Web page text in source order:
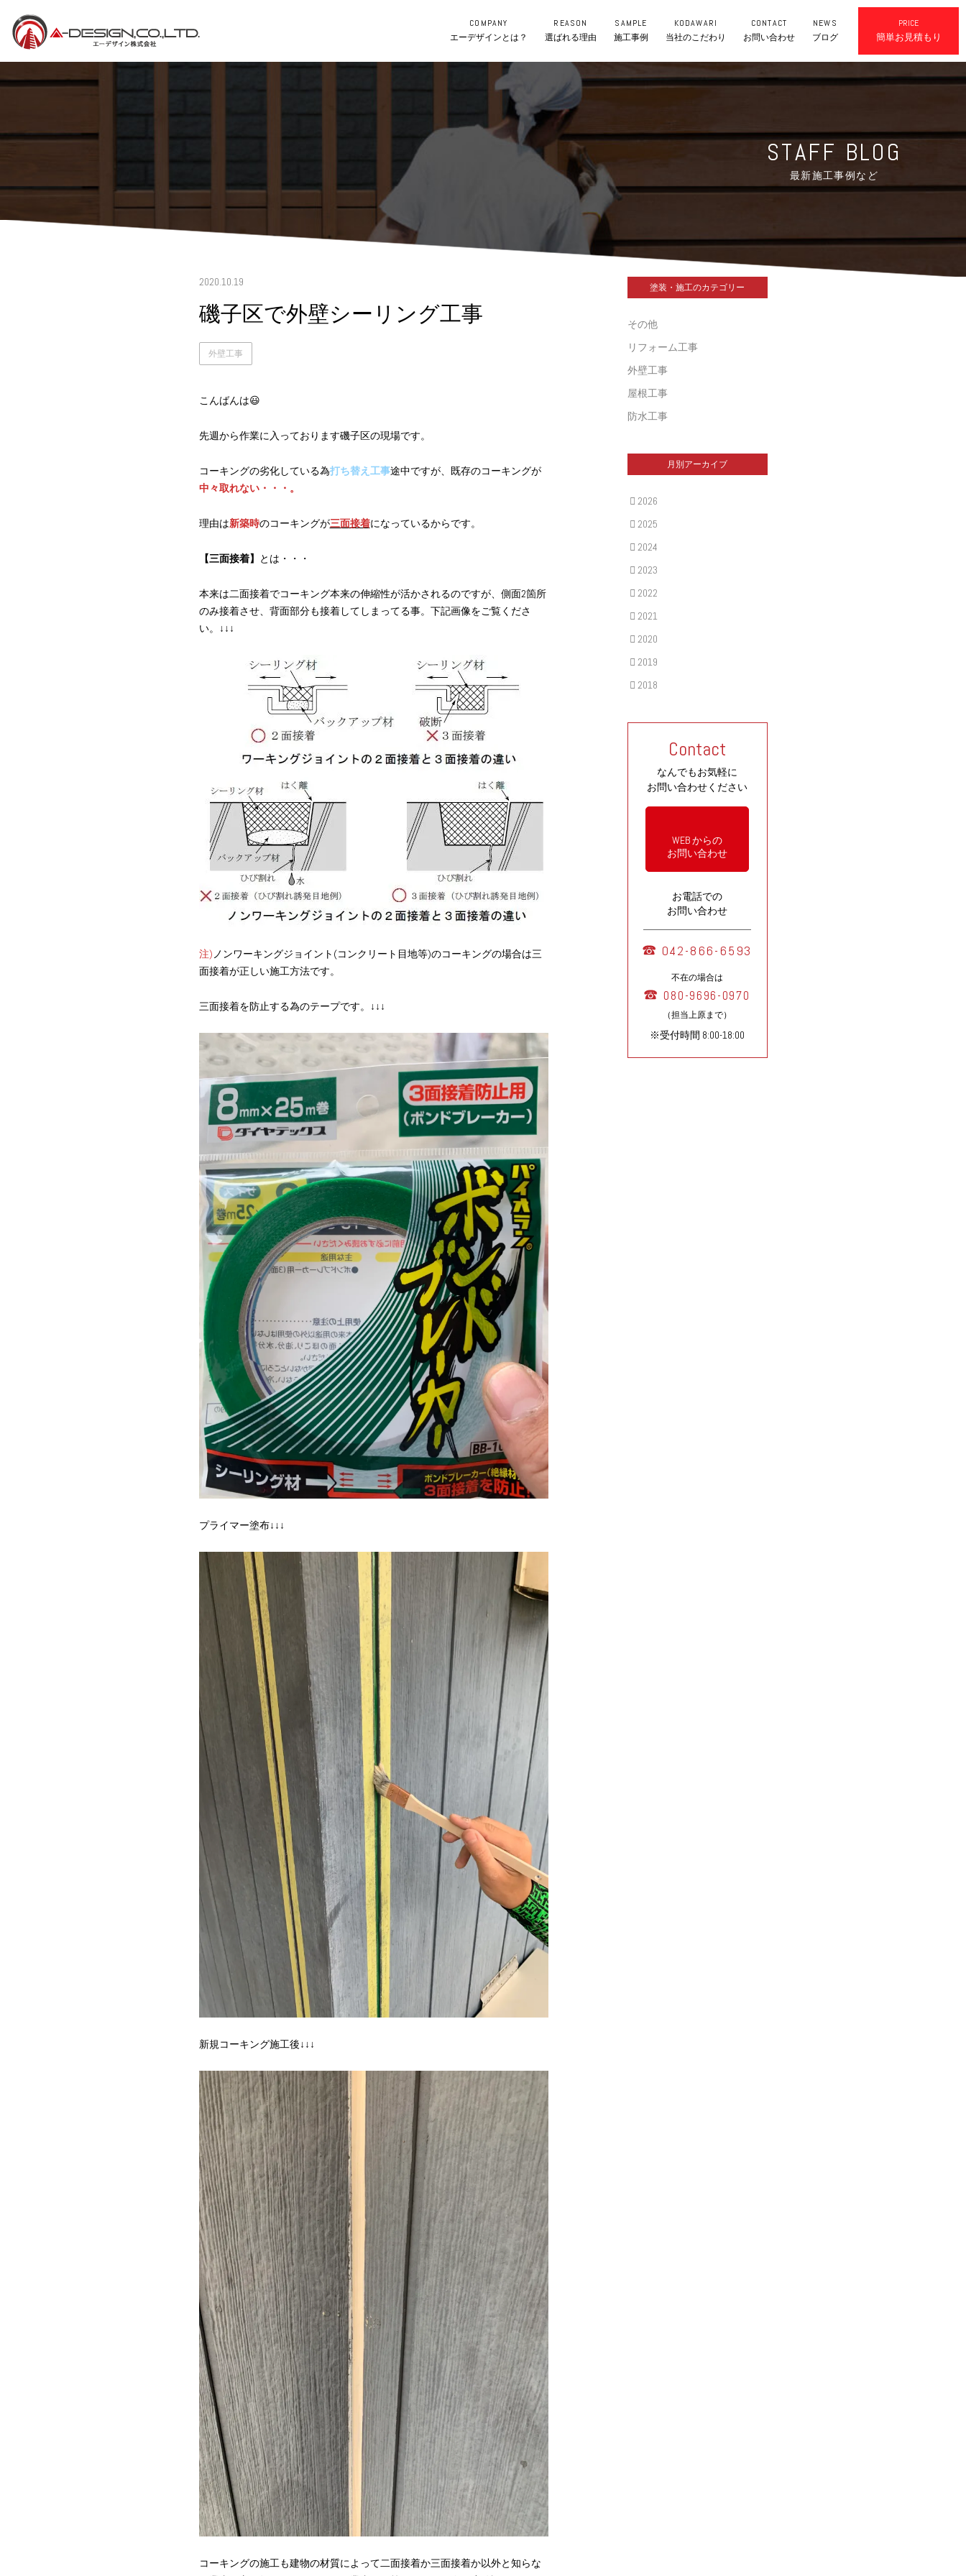
COMPANY
エーデザインとは？
REASON
選ばれる理由
SAMPLE
施工事例
KODAWARI
当社のこだわり
CONTACT
お問い合わせ
NEWS
ブログ
PRICE
簡単お見積もり
STAFF BLOG
最新施工事例など
2020.10.19
磯子区で外壁シーリング工事
外壁工事
こんばんは😃
先週から作業に入っております磯子区の現場です。
コーキングの劣化している為打ち替え工事途中ですが、既存のコーキングが
中々取れない・・・。
理由は新築時のコーキングが三面接着になっているからです。
【三面接着】 とは・・・
本来は二面接着でコーキング本来の伸縮性が活かされるのですが、側面2箇所
のみ接着させ、背面部分も接着してしまってる事。下記画像をご覧くださ
い。↓↓↓
注) ノンワーキングジョイント(コンクリート目地等)のコーキングの場合は三
面接着が正しい施工方法です。
三面接着を防止する為のテープです。↓↓↓
プライマー塗布↓↓↓
新規コーキング施工後↓↓↓
コーキングの施工も建物の材質によって二面接着か三面接着か以外と知らな
塗装・施工のカテゴリー
その他
リフォーム工事
外壁工事
屋根工事
防水工事
月別アーカイブ
2026
2025
2024
2023
2022
2021
2020
2019
2018
Contact
なんでもお気軽に
お問い合わせください
WEB からの
お問い合わせ
お電話での
お問い合わせ
042-866-6593
不在の場合は
080-9696-0970
（担当上原まで）
※受付時間 8:00-18:00